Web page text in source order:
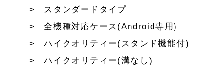
スタンダードタイプ
全機種対応ケース(Android専用)
ハイクオリティー(スタンド機能付)
ハイクオリティー(溝なし)